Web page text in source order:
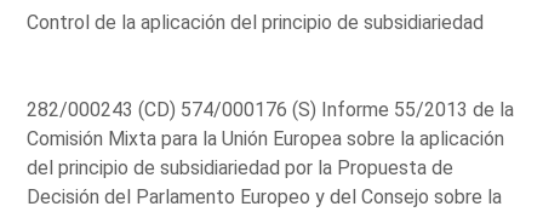
Control de la aplicación del principio de subsidiariedad
282/000243 (CD) 574/000176 (S) Informe 55/2013 de la
Comisión Mixta para la Unión Europea sobre la aplicación
del principio de subsidiariedad por la Propuesta de
Decisión del Parlamento Europeo y del Consejo sobre la